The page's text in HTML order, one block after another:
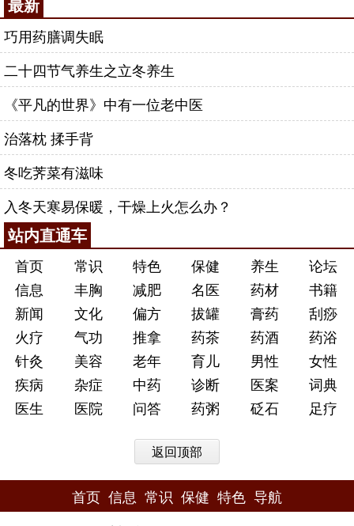
巧用药膳调失眠
二十四节气养生之立冬养生
《平凡的世界》中有一位老中医
治落枕 揉手背
冬吃荠菜有滋味
入冬天寒易保暖，干燥上火怎么办？
站内直通车
首页 常识 特色 保健 养生
论坛
信息
丰胸 减肥 名医 药材
书籍
新闻
文化 偏方 拔罐 膏药
刮痧
火疗
气功 推拿 药茶 药酒
药浴
针灸
美容 老年 育儿 男性
女性
疾病
杂症 中药 诊断 医案
词典
医生
医院 问答 药粥 砭石 足疗
返回顶部
首页 信息 常识 保健 特色 导航